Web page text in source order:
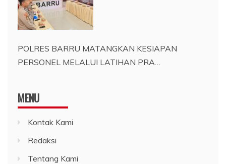
POLRES BARRU MATANGKAN KESIAPAN
PERSONEL MELALUI LATIHAN PRA…
MENU
Kontak Kami
Redaksi
Tentang Kami